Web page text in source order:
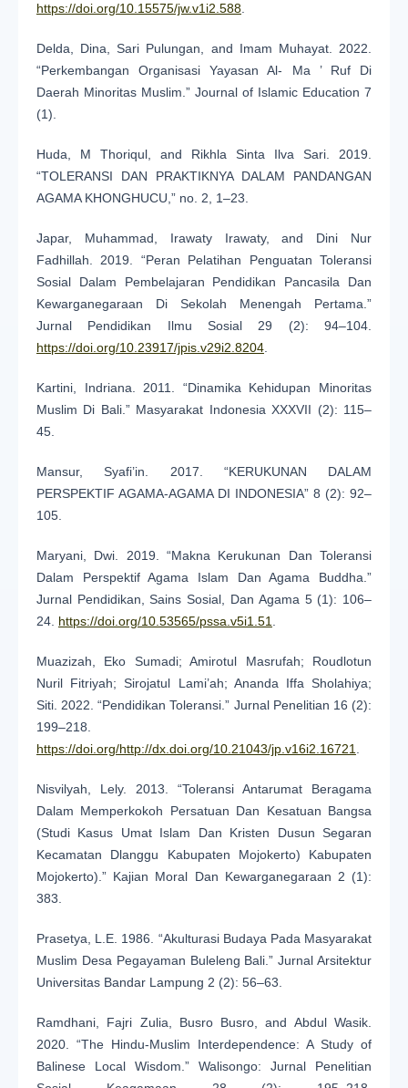
https://doi.org/10.15575/jw.v1i2.588.
Delda, Dina, Sari Pulungan, and Imam Muhayat. 2022.
“Perkembangan Organisasi Yayasan Al- Ma ’ Ruf Di
Daerah Minoritas Muslim.” Journal of Islamic Education 7
(1).
Huda, M Thoriqul, and Rikhla Sinta Ilva Sari. 2019.
“TOLERANSI DAN PRAKTIKNYA DALAM PANDANGAN
AGAMA KHONGHUCU,” no. 2, 1–23.
Japar, Muhammad, Irawaty Irawaty, and Dini Nur
Fadhillah. 2019. “Peran Pelatihan Penguatan Toleransi
Sosial Dalam Pembelajaran Pendidikan Pancasila Dan
Kewarganegaraan Di Sekolah Menengah Pertama.”
Jurnal Pendidikan Ilmu Sosial 29 (2): 94–104.
https://doi.org/10.23917/jpis.v29i2.8204.
Kartini, Indriana. 2011. “Dinamika Kehidupan Minoritas
Muslim Di Bali.” Masyarakat Indonesia XXXVII (2): 115–
45.
Mansur, Syafi’in. 2017. “KERUKUNAN DALAM
PERSPEKTIF AGAMA-AGAMA DI INDONESIA” 8 (2): 92–
105.
Maryani, Dwi. 2019. “Makna Kerukunan Dan Toleransi
Dalam Perspektif Agama Islam Dan Agama Buddha.”
Jurnal Pendidikan, Sains Sosial, Dan Agama 5 (1): 106–
24. https://doi.org/10.53565/pssa.v5i1.51.
Muazizah, Eko Sumadi; Amirotul Masrufah; Roudlotun
Nuril Fitriyah; Sirojatul Lami’ah; Ananda Iffa Sholahiya;
Siti. 2022. “Pendidikan Toleransi.” Jurnal Penelitian 16 (2):
199–218.
https://doi.org/http://dx.doi.org/10.21043/jp.v16i2.16721.
Nisvilyah, Lely. 2013. “Toleransi Antarumat Beragama
Dalam Memperkokoh Persatuan Dan Kesatuan Bangsa
(Studi Kasus Umat Islam Dan Kristen Dusun Segaran
Kecamatan Dlanggu Kabupaten Mojokerto) Kabupaten
Mojokerto).” Kajian Moral Dan Kewarganegaraan 2 (1):
383.
Prasetya, L.E. 1986. “Akulturasi Budaya Pada Masyarakat
Muslim Desa Pegayaman Buleleng Bali.” Jurnal Arsitektur
Universitas Bandar Lampung 2 (2): 56–63.
Ramdhani, Fajri Zulia, Busro Busro, and Abdul Wasik.
2020. “The Hindu-Muslim Interdependence: A Study of
Balinese Local Wisdom.” Walisongo: Jurnal Penelitian